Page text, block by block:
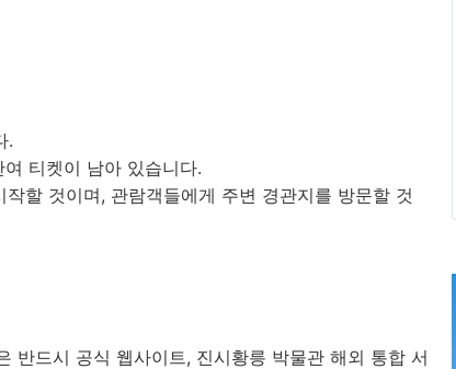
.
티켓이 남아 있습니다.
할 것이며, 관람객들에게 주변 경관지를 방문할 것
반드시 공식 웹사이트, 진시황릉 박물관 해외 통합 서